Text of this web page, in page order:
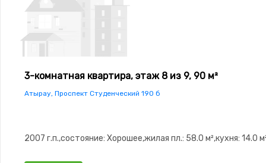
3-комнатная квартира, этаж 8 из 9, 90 м²
Атырау, Проспект Студенческий 190 б
2007 г.п.,состояние: Хорошее,жилая пл.: 58.0 м²,кухня: 14.0